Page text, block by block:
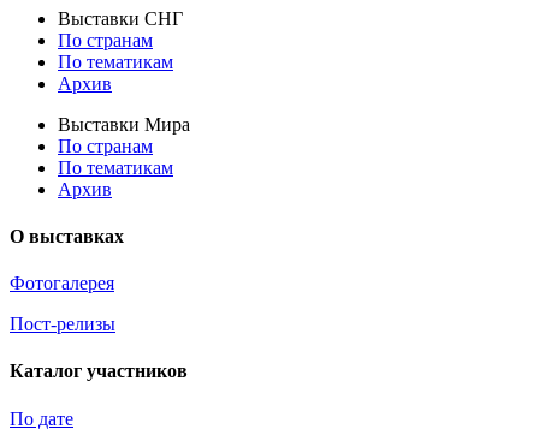
Выставки СНГ
По странам
По тематикам
Архив
Выставки Мира
По странам
По тематикам
Архив
О выставках
Фотогалерея
Пост-релизы
Каталог участников
По дате